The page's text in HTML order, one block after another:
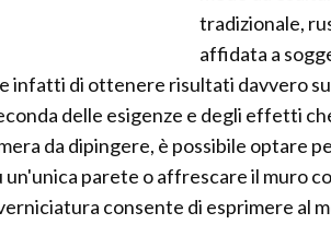
tradizionale,
affidata a
infatti di ottenere risultati davvero
delle esigenze e degli effetti
da dipingere, è possibile optare
parete o affrescare il muro
consente di esprimere al